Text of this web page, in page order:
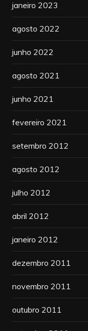
janeiro 2023
agosto 2022
junho 2022
agosto 2021
junho 2021
fevereiro 2021
setembro 2012
agosto 2012
julho 2012
abril 2012
janeiro 2012
dezembro 2011
novembro 2011
outubro 2011